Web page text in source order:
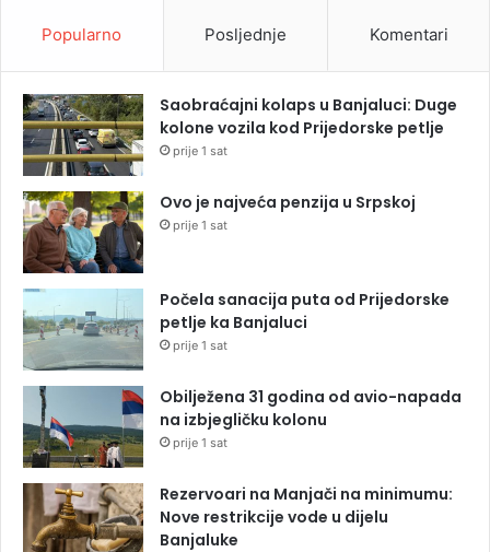
Popularno Posljednje Komentari
Saobraćajni kolaps u Banjaluci: Duge
kolone vozila kod Prijedorske petlje
prije 1 sat
Ovo je najveća penzija u Srpskoj
prije 1 sat
Počela sanacija puta od Prijedorske
petlje ka Banjaluci
prije 1 sat
Obilježena 31 godina od avio-napada
na izbjegličku kolonu
prije 1 sat
Rezervoari na Manjači na minimumu:
Nove restrikcije vode u dijelu
Banjaluke